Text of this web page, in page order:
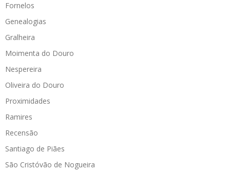
Fornelos
Genealogias
Gralheira
Moimenta do Douro
Nespereira
Oliveira do Douro
Proximidades
Ramires
Recensão
Santiago de Piães
São Cristóvão de Nogueira